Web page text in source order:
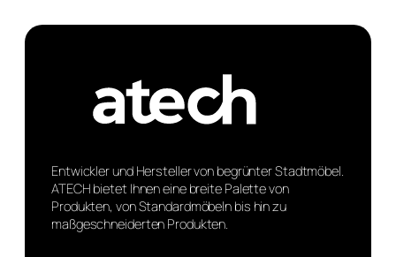
Entwickler und Hersteller von begrünter Stadtmöbel.
ATECH bietet Ihnen eine breite Palette von
Produkten, von Standardmöbeln bis hin zu
maßgeschneiderten Produkten.